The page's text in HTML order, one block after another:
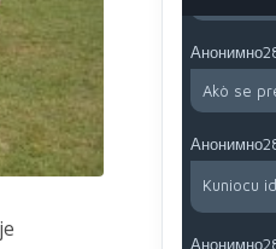
Akò se
Kuniocu